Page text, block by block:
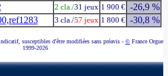
2 cla./31 jeux 1 900 € -26,9 %
3 cla./57 jeux 1 800 € -30,8 %
susceptibles d'être modifiées sans préavis - © France Orgue
1999-2026